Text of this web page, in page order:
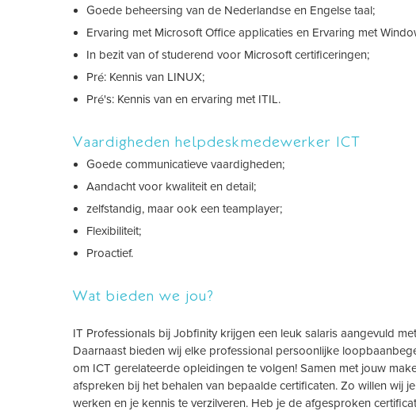
Goede beheersing van de Nederlandse en Engelse taal;
Ervaring met Microsoft Office applicaties en Ervaring met
In bezit van of studerend voor Microsoft certificeringen;
Pré: Kennis van LINUX;
Pré's: Kennis van en ervaring met ITIL.
Vaardigheden helpdeskmedewerker ICT
Goede communicatieve vaardigheden;
Aandacht voor kwaliteit en detail;
zelfstandig, maar ook een teamplayer;
Flexibiliteit;
Proactief.
Wat bieden we jou?
IT Professionals bij Jobfinity krijgen een leuk salaris aangevuld
Daarnaast bieden wij elke professional persoonlijke
om ICT gerelateerde opleidingen te volgen! Samen met jouw
afspreken bij het behalen van bepaalde certificaten. Zo willen wij
werken en je kennis te verzilveren. Heb je de afgesproken